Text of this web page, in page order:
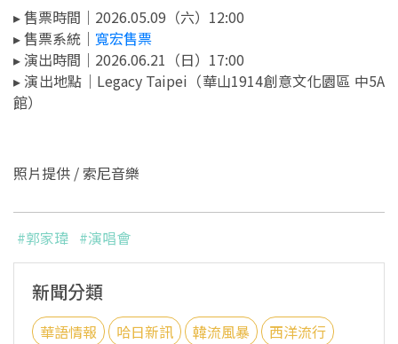
▸ 售票時間｜2026.05.09（六）12:00
▸ 售票系統｜ 寬宏售票
▸ 演出時間｜2026.06.21（日）17:00
▸ 演出地點｜Legacy Taipei（華山1914創意文化園區 中5A
館）
照片提供 / 索尼音樂
#郭家瑋 #演唱會
新聞分類
華語情報 哈日新訊 韓流風暴 西洋流行